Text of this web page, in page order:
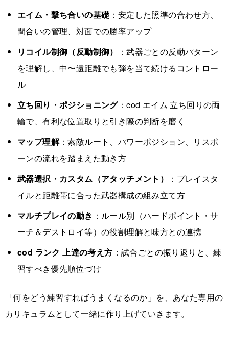
エイム・撃ち合いの基礎 ：安定した照準の合わせ方、
間合いの管理、対面での勝率アップ
リコイル制御（反動制御）
：武器ごとの反動パターン
を理解し、中〜遠距離でも弾を当て続けるコントロー
ル
立ち回り・ポジショニング：cod エイム 立ち回りの両
輪で、有利な位置取りと引き際の判断を磨く
マップ理解：索敵ルート、パワーポジション、リスポ
ーンの流れを踏まえた動き方
武器選択・カスタム（アタッチメント）
：プレイスタ
イルと距離帯に合った武器構成の組み立て方
マルチプレイの動き ：ルール別（ハードポイント・サ
ーチ＆デストロイ等）の役割理解と味方との連携
cod ランク 上達の考え方 ：試合ごとの振り返りと、練
習すべき優先順位づけ
「何をどう練習すればうまくなるのか」を、あなた専用の
カリキュラムとして一緒に作り上げていきます。